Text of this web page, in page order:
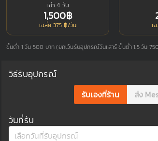
เช่า 4 วัน
1,500฿
เฉลี่ย 375 ฿/วัน เ
ขั้นต่ำ 1 วัน 500 บาท (ยกเว้นรับอุปกรณ์วันเสาร์ ขั้นต่ำ 1.5 วัน
วิธีรับอุปกรณ์
รับเองที่ร้าน ส่ง
วันที่รับ